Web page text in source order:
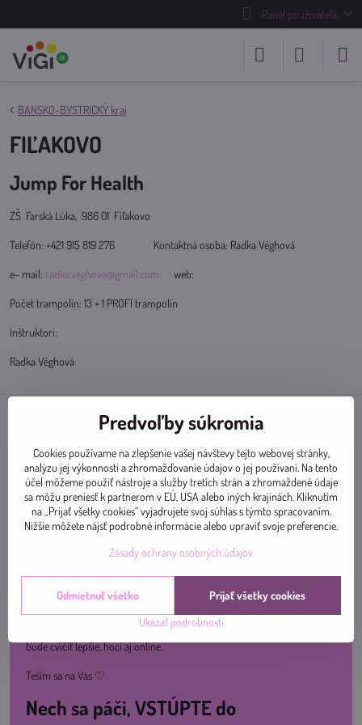
Panel používateľa
BANSKO-BYSTRICKÝ kraj
FIĽAKOVO
Jump For Health
ZŠ Farská Lúka, 986 01 Fiľakovo
Telefón: +421 915 819 276 Kontaktná osoba: Radka Véghová
e- mail: radka.veghova@gmail.com web:
Počet trampolín: 13 + 1 PROFI trampolín
Inštruktori:
Radka Véghová
Pridajte sa k nám na ceste za zdravím a skvelou kondíciou. Spolu sa nám
bude cvičiť lepšie, hoci aj online.
Teším sa na Vás ♡
Nech sa páči, VSTÚPTE do
Predvoľby súkromia
Cookies používame na zlepšenie vašej návštevy tejto webovej stránky,
analýzu jej výkonnosti a zhromažďovanie údajov o jej používaní. Na tento
účel môžeme použiť nástroje a služby tretích strán a zhromaždené údaje
sa môžu preniesť k partnerom v EÚ, USA alebo iných krajinách. Kliknutím
na „Prijať všetky cookies“ vyjadrujete svoj súhlas s týmto spracovaním.
Nižšie môžete nájsť podrobné informácie alebo upraviť svoje preferencie.
Zásady ochrany osobných údajov
Ukázať podrobnosti
Prijať všetky cookies
Odmietnuť všetko